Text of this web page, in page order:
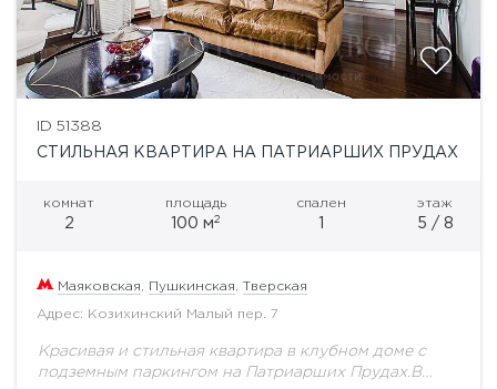
ID 51388
СТИЛЬНАЯ КВАРТИРА НА ПАТРИАРШИХ ПРУДАХ
комнат
2
площадь
100 м2
спален
1
этаж
5 / 8
Маяковская Пушкинская Тверская
Адрес: Козихинский Малый пер. 7
Красивая и стильная квартира в клубном доме с
подземным паркингом на Патриарших Прудах.В